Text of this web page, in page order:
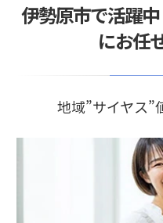
高圧洗浄機
て方やリサイ
2026/08/05
ルミ・スチ
伊勢原市で活躍
にお任
地域”サイヤス”